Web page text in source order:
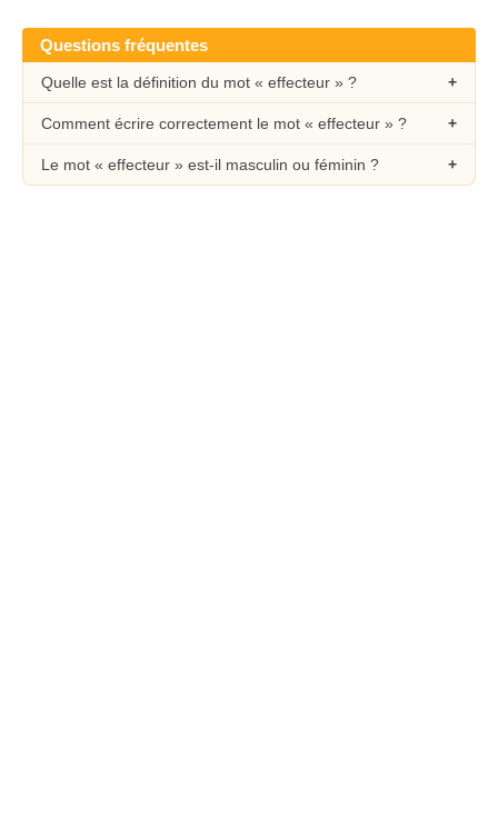
Questions fréquentes
Quelle est la définition du mot « effecteur » ?
Comment écrire correctement le mot « effecteur » ?
Le mot « effecteur » est-il masculin ou féminin ?